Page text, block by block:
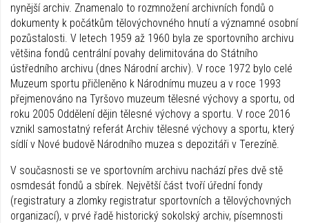
nynější archiv. Znamenalo to rozmnožení archivních fondů o
dokumenty k počátkům tělovýchovného hnutí a významné osobní
pozůstalosti. V letech 1959 až 1960 byla ze sportovního archivu
většina fondů centrální povahy delimitována do Státního
ústředního archivu (dnes Národní archiv). V roce 1972 bylo celé
Muzeum sportu přičleněno k Národnímu muzeu a v roce 1993
přejmenováno na Tyršovo muzeum tělesné výchovy a sportu, od
roku 2005 Oddělení dějin tělesné výchovy a sportu. V roce 2016
vznikl samostatný referát Archiv tělesné výchovy a sportu, který
sídlí v Nové budově Národního muzea s depozitáři v Terezíně.
V současnosti se ve sportovním archivu nachází přes dvě stě
osmdesát fondů a sbírek. Největší část tvoří úřední fondy
(registratury a zlomky registratur sportovních a tělovýchovných
organizací), v prvé řadě historický sokolský archiv, písemnosti